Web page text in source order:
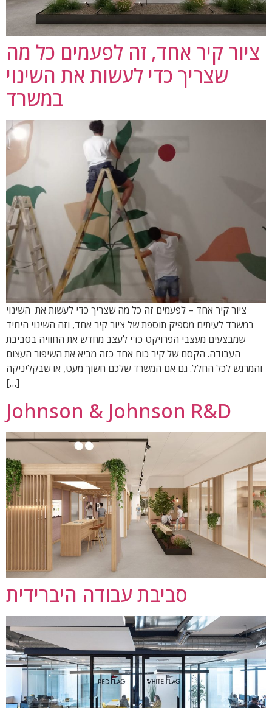
ציור קיר אחד, זה לפעמים כל מה
שצריך כדי לעשות את השינוי
במשרד
ציור קיר אחד – לפעמים זה כל מה שצריך כדי לעשות את השינוי
במשרד לעיתים מספיק תוספת של ציור קיר אחד, וזה השינוי היחיד
שמבצעים מעצבי הפרויקט כדי לעצב מחדש את החוויה בסביבת
העבודה. הקסם של קיר כוח אחד כזה מביא את השיפור העצום
והמרגש לכל החלל. גם אם המשרד שלכם חשוך מעט, או שבקליניקה
[…]
Johnson & Johnson R&D
סביבת עבודה היברידית